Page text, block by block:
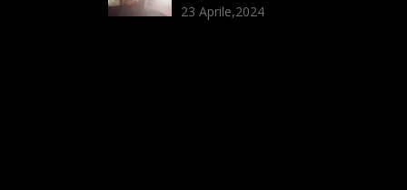
23 Aprile,2024